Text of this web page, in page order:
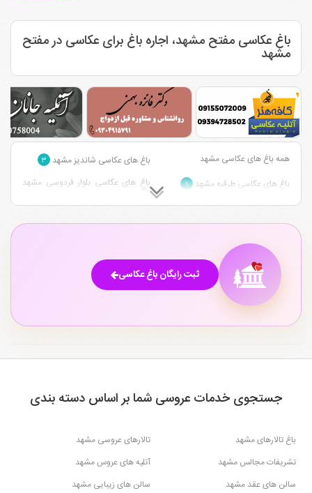
باغ عکاسی مفتح مشهد، اجاره باغ برای عکاسی در مفتح
مشهد
همه باغ های عکاسی مشهد باغ های عکاسی شاندیز مشهد ۳
باغ های عکاسی طرقبه مشهد ۱ باغ های عکاسی بلوار فردوسی مشهد
ثبت رایگان باغ عکاسی
جستجوی خدمات عروسی شما بر اساس دسته بندی
باغ تالارهای مشهد
تالارهای عروسی مشهد
تشریفات مجالس مشهد
آتلیه های عروس مشهد
سالن های عقد مشهد
سالن های زیبایی مشهد